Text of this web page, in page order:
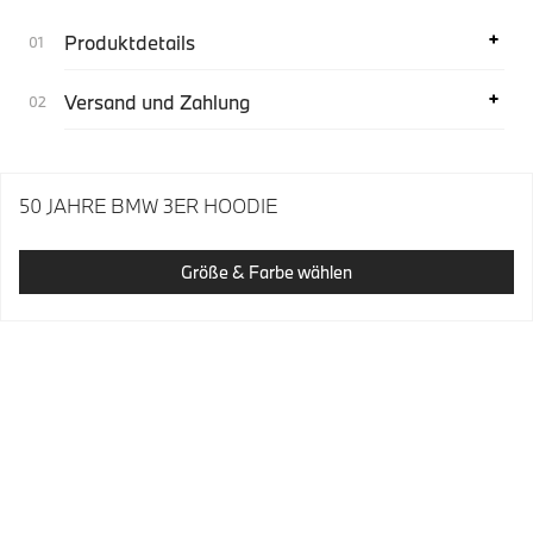
Produktdetails
Versand und Zahlung
50 JAHRE BMW 3ER HOODIE
Größe & Farbe wählen